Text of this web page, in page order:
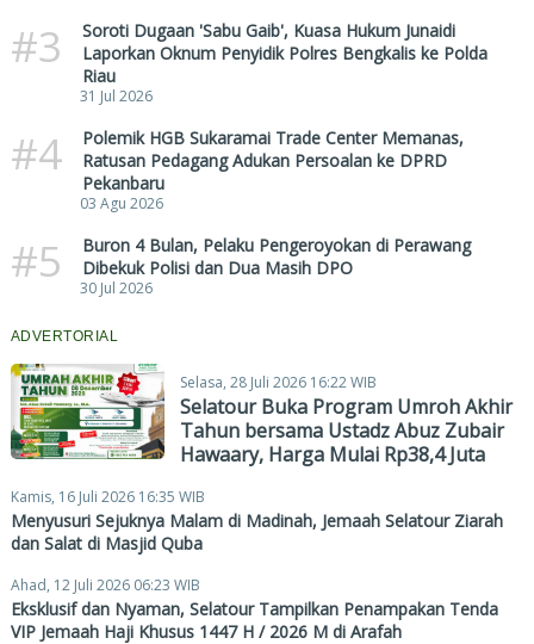
#3
Soroti Dugaan 'Sabu Gaib', Kuasa Hukum Junaidi
Laporkan Oknum Penyidik Polres Bengkalis ke Polda
Riau
31 Jul 2026
#4
Polemik HGB Sukaramai Trade Center Memanas,
Ratusan Pedagang Adukan Persoalan ke DPRD
Pekanbaru
03 Agu 2026
#5
Buron 4 Bulan, Pelaku Pengeroyokan di Perawang
Dibekuk Polisi dan Dua Masih DPO
30 Jul 2026
ADVERTORIAL
Selasa, 28 Juli 2026 16:22 WIB
Selatour Buka Program Umroh Akhir
Tahun bersama Ustadz Abuz Zubair
Hawaary, Harga Mulai Rp38,4 Juta
Kamis, 16 Juli 2026 16:35 WIB
Menyusuri Sejuknya Malam di Madinah, Jemaah Selatour Ziarah
dan Salat di Masjid Quba
Ahad, 12 Juli 2026 06:23 WIB
Eksklusif dan Nyaman, Selatour Tampilkan Penampakan Tenda
VIP Jemaah Haji Khusus 1447 H / 2026 M di Arafah